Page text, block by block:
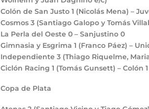
Colón de San Justo 1 (Nicolás Mena) –
Cosmos 3 (Santiago Galopo y Tomás
La Perla del Oeste 0 – Sanjustino 0
Gimnasia y Esgrima 1 (Franco Páez) –
Independiente 3 (Thiago Riquelme,
Ciclón Racing 1 (Tomás Gunsett) – Colón
Copa de Plata